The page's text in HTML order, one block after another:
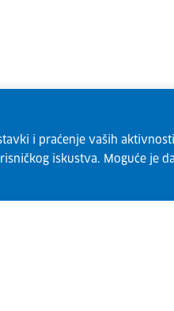
i praćenje vaših
iskustva. Moguće je